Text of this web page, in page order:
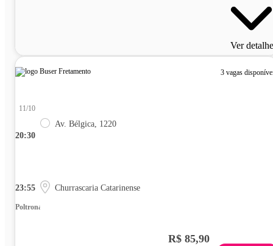
Ver
3 vagas
20:30
11/10
Av. Bélgica, 1220
23:55 Churrascaria Catarinense
Poltrona
R$ 85,90